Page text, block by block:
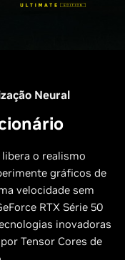
Neural
o realismo
gráficos de
velocidade sem
RTX Série 50
inovadoras
Tensor Cores de